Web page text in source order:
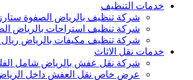
خدمات التنظيف
شركة تنظيف بالرياض الصفوة
شركة تنظيف استراحات بالرياض
شركة تنظيف مكيفات بالرياض ريال
خدمات نقل الاثاث
شركة نقل عفش بالرياض شامل
عرض خاص نقل العفش داخل الرياض